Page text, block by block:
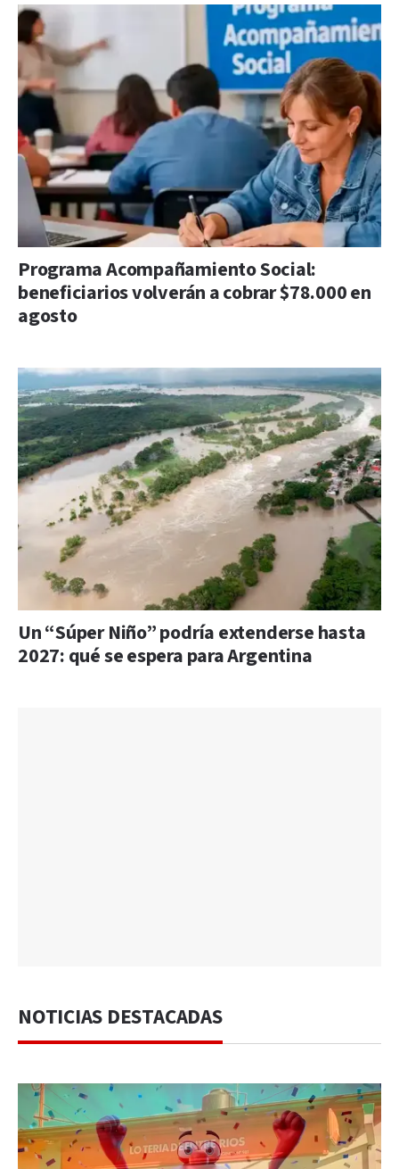
Programa Acompañamiento Social:
beneficiarios volverán a cobrar $78.000 en
agosto
Un “Súper Niño” podría extenderse hasta
2027: qué se espera para Argentina
NOTICIAS DESTACADAS